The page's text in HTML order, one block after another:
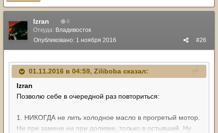
Izran 0
Откуда: Владивосток
#26
Опубликовано: 1 ноября 2016
01.11.2016 в 04:59, Ziliboba сказал:
Izran
Позволю себе в очередной раз повториться:
1. НИКОГДА не лить холодное масло в прогретый мотор.
Ни при замене ни при доливке, только в остывший. Ну